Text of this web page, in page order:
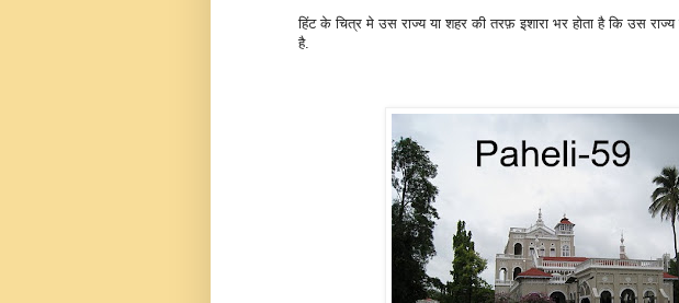
हिंट के चित्र मे उस राज्य या शहर की तरफ़ इशारा भर होता है कि उस
है.